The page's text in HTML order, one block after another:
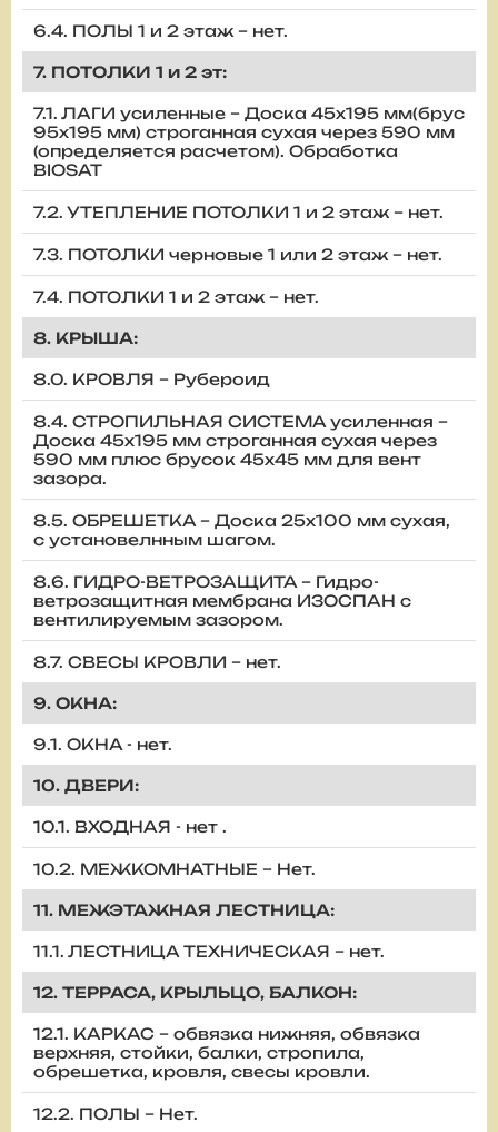
6.4. ПОЛЫ 1 и 2 этаж – нет.
7. ПОТОЛКИ 1 и 2 эт:
7.1. ЛАГИ усиленные – Доска 45х195 мм(брус
95х195 мм) строганная сухая через 590 мм
(определяется расчетом). Обработка
BIOSAT
7.2. УТЕПЛЕНИЕ ПОТОЛКИ 1 и 2 этаж – нет.
7.3. ПОТОЛКИ черновые 1 или 2 этаж – нет.
7.4. ПОТОЛКИ 1 и 2 этаж – нет.
8. КРЫША:
8.0. КРОВЛЯ – Рубероид
8.4. СТРОПИЛЬНАЯ СИСТЕМА усиленная –
Доска 45х195 мм строганная сухая через
590 мм плюс брусок 45х45 мм для вент
зазора.
8.5. ОБРЕШЕТКА – Доска 25х100 мм сухая,
с установелнным шагом.
8.6. ГИДРО-ВЕТРОЗАЩИТА – Гидро-
ветрозащитная мембрана ИЗОСПАН с
вентилируемым зазором.
8.7. СВЕСЫ КРОВЛИ – нет.
9. ОКНА:
9.1. ОКНА - нет.
10. ДВЕРИ:
10.1. ВХОДНАЯ - нет .
10.2. МЕЖКОМНАТНЫЕ – Нет.
11. МЕЖЭТАЖНАЯ ЛЕСТНИЦА:
11.1. ЛЕСТНИЦА ТЕХНИЧЕСКАЯ – нет.
12. ТЕРРАСА, КРЫЛЬЦО, БАЛКОН:
12.1. КАРКАС – обвязка нижняя, обвязка
верхняя, стойки, балки, стропила,
обрешетка, кровля, свесы кровли.
12.2. ПОЛЫ – Нет.